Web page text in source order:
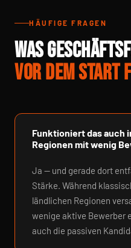
HÄUFIGE FRAGEN
WAS
VOR DEM START
Funktioniert das auch
Regionen mit wenig
Ja — und gerade dort
Stärke. Während
ländlichen Regionen
wenige aktive Bewerber
auch die passiven